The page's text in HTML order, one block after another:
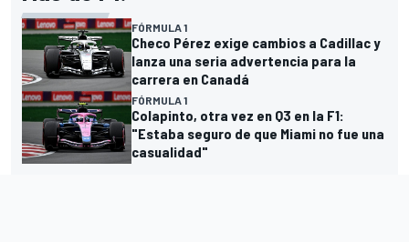
FÓRMULA 1
Checo Pérez exige cambios a Cadillac y
lanza una seria advertencia para la
carrera en Canadá
FÓRMULA 1
Colapinto, otra vez en Q3 en la F1:
"Estaba seguro de que Miami no fue una
casualidad"